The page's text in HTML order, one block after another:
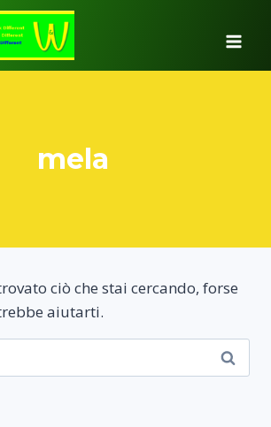
mela
ciò che stai cercando, forse
aiutarti.